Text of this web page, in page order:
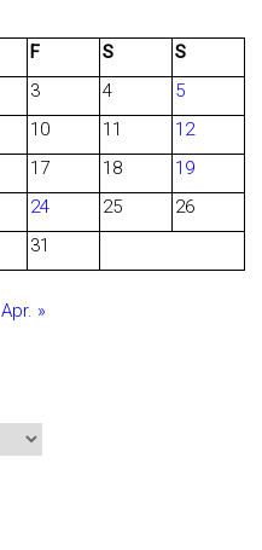
F S
S
3 4
5
10 11
12
17 18
19
24 25
26
31
Apr. »